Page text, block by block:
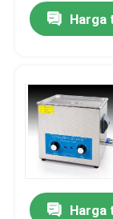
Produk
Tentang kami
Tur Pabrik
Harga
Harga